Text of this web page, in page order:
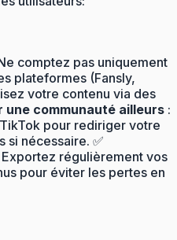
comptez pas uniquement
plateformes (Fansly,
votre contenu via des
une communauté ailleurs :
pour rediriger votre
si nécessaire. ✅
Exportez régulièrement vos
pour éviter les pertes en